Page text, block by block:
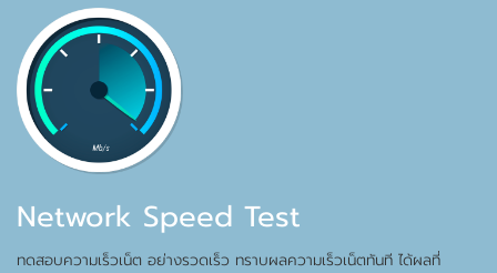
Network Speed Test
ทดสอบความเร็วเน็ต อย่างรวดเร็ว ทราบผลความเร็วเน็ตทันที ได้ผลที่